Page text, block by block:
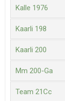
Kalle 1976
Kaarli 198
Kaarli 200
Mm 200-Ga
Team 21Cc